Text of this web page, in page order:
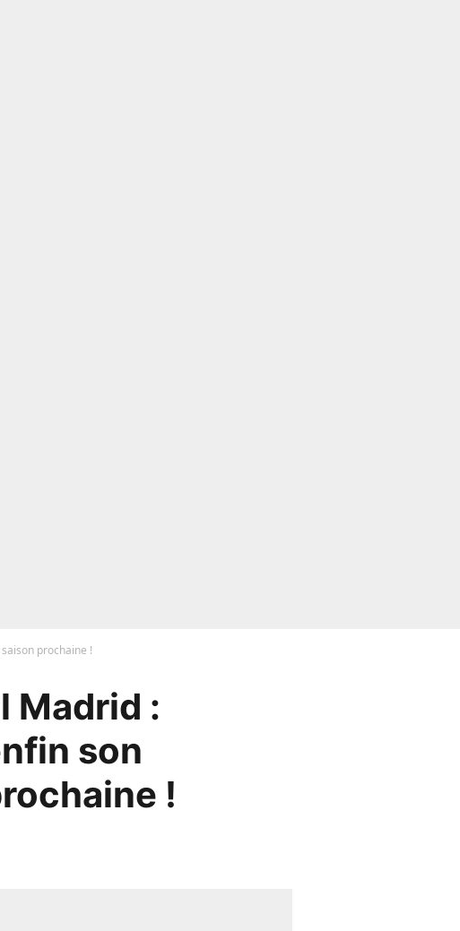
prochaine !
Madrid :
son
!